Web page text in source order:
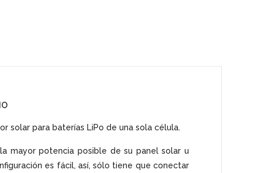
solar para baterías LiPo de una sola célula.
mayor potencia posible de su panel solar u
es fácil, así, sólo tiene que conectar